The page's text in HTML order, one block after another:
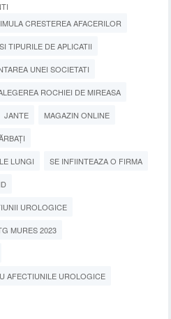
CRESTEREA AFACERILOR
TIPURILE DE APLICATII
UNEI SOCIETATI
ROCHIEI DE MIREASA
JANTE MAGAZIN ONLINE
LUNGI SE INFIINTEAZA O FIRMA
UROLOGICE
MURES 2023
AFECTIUNILE UROLOGICE